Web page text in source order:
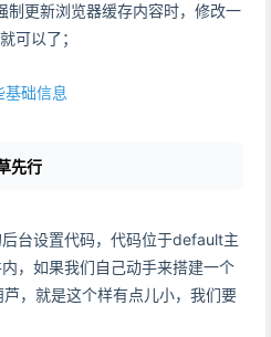
制更新浏览器缓存内容时，修改一
可以了；
础信息
先行
台设置代码，代码位于default主
，如果我们自己动手来搭建一个
，就是这个样有点儿小，我们要